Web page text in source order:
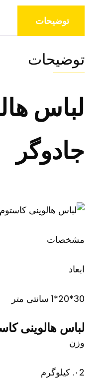
توضیحات
توضیحات
لباس
جادوگر
مشخصات
ابعاد
30*20*1 سانتی متر
لباس هالوینی
وزن
۰2. کیلوگرم